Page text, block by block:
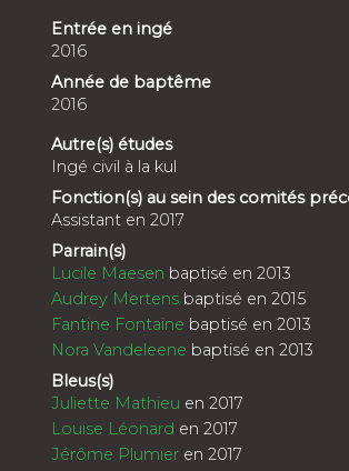
Entrée en ingé
2016
Année de baptême
2016
Autre(s) études
Ingé civil à la kul
Fonction(s) au sein des comités
Assistant en 2017
Parrain(s)
Lucile Maesen baptisé en 2013
Audrey Mertens baptisé en 2015
Fantine Fontaine baptisé en 2013
Nora Vandeleene baptisé en 2013
Bleus(s)
Juliette Mathieu en 2017
Louise Léonard en 2017
Jérôme Plumier en 2017